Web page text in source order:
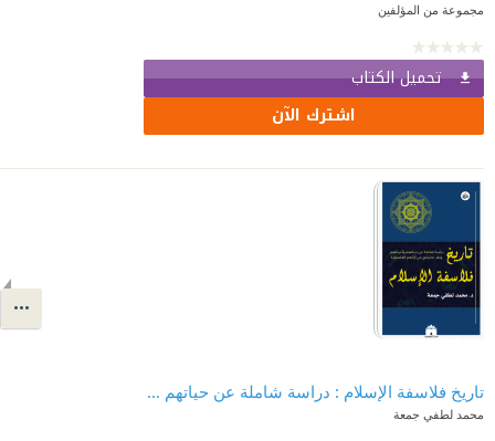
مجموعة من المؤلفين
تحميل الكتاب
اشترك الآن
تاريخ فلاسفة الإسلام : دراسة شاملة عن حياتهم وأعمالهم ونقد تحليلي عن آرائهم الفلسفية
محمد لطفي جمعة